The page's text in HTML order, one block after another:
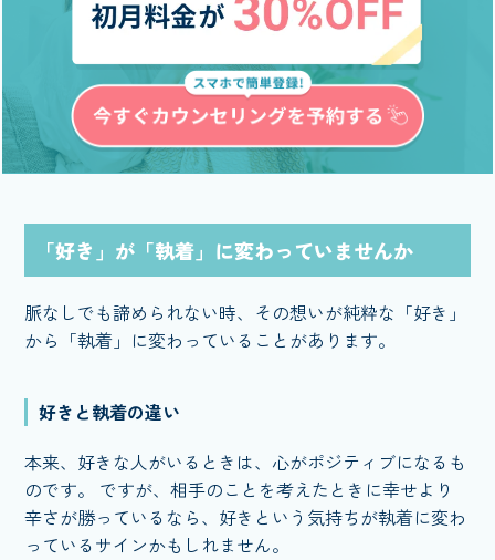
「好き」が「執着」に変わっていませんか
脈なしでも諦められない時、その想いが純粋な「好き」
から「執着」に変わっていることがあります。
好きと執着の違い
本来、好きな人がいるときは、心がポジティブになるも
のです。 ですが、相手のことを考えたときに幸せより
辛さが勝っているなら、好きという気持ちが執着に変わ
っているサインかもしれません。